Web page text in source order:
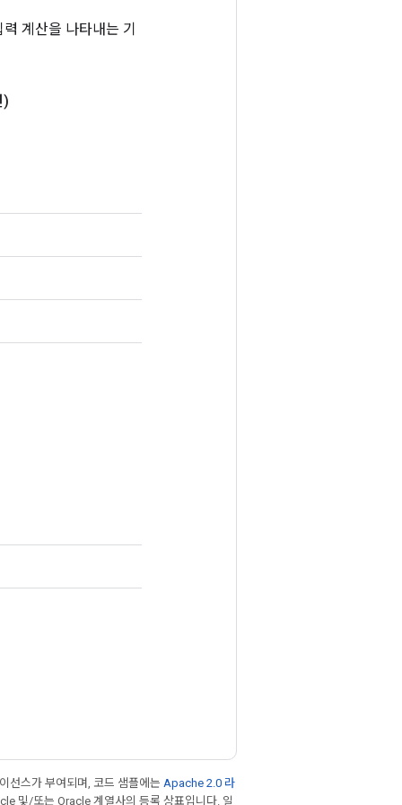
계산을 나타내는 기
)
선스가 부여되며, 코드 샘플에는 Apache 2.0 라
및/또는 Oracle 계열사의 등록 상표입니다. 일